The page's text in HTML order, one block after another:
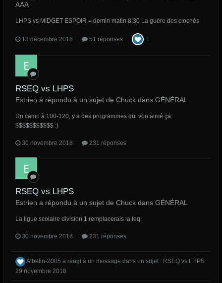
AAA
LHPS vs MIDGET ESPOIR = demin matin 8:30 La guère des clochés
13 décembre 2018 51 réponses 1
RSEQ vs LHPS
Estrien a répondu à un sujet de Chuck dans GÉNÉRAL
Un camp à 100-120, y a des programmes qui von aimé ça:
$$$$$$$$$$$ :)
30 novembre 2018 231 réponses
RSEQ vs LHPS
Estrien a répondu à un sujet de Chuck dans GÉNÉRAL
La ligue scolaire division 1 remplacerais la leq.
30 novembre 2018 231 réponses
Albelin-2005 a réagi à un message dans un sujet : RSEQ vs LHPS
29 novembre 2018